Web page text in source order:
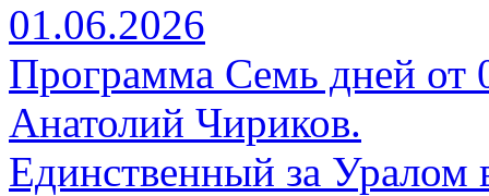
01.06.2026
Программа Семь дней от
Анатолий Чириков.
Единственный за Уралом